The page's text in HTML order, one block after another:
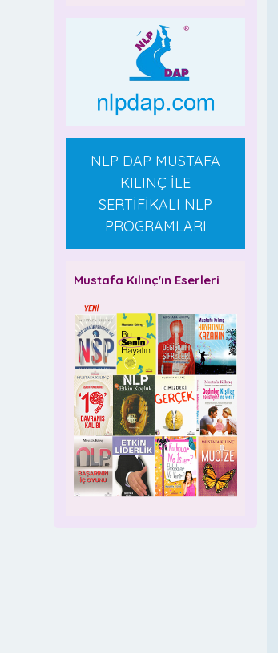
NLP DAP MUSTAFA
KILINÇ İLE
SERTİFİKALI NLP
PROGRAMLARI
Mustafa Kılınç'ın Eserleri